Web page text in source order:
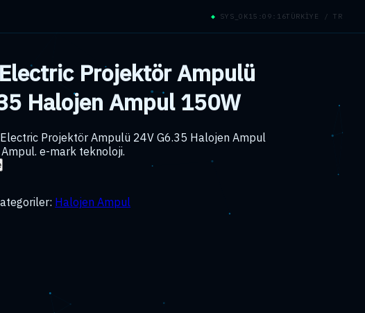
◆ SYS_OK15:09:17TÜRKİYE / TR
Projektör Ampulü
Halojen Ampul 150W
Projektör Ampulü 24V G6.35 Halojen Ampul
e-mark teknoloji.
Halojen Ampul